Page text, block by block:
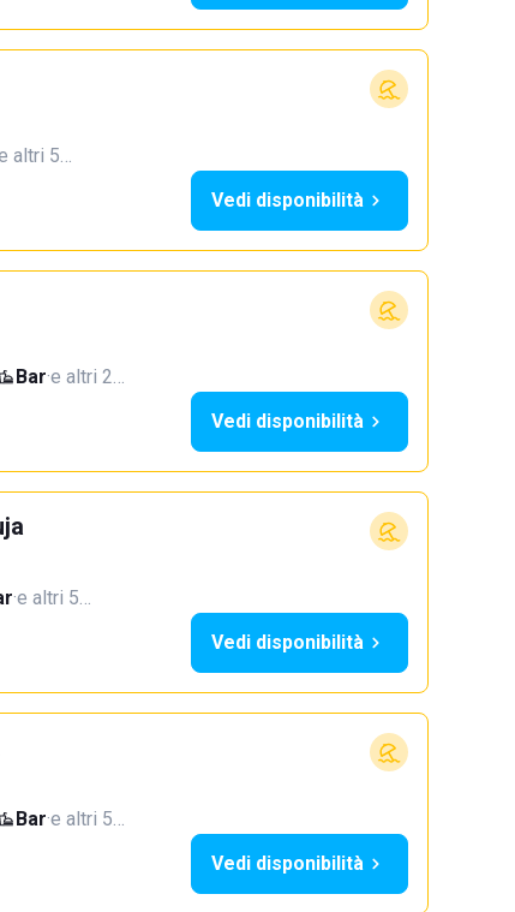
altri 5…
Vedi disponibilità
Bar·e altri 2…
Vedi disponibilità
·e altri 5…
Vedi disponibilità
Bar·e altri 5…
Vedi disponibilità